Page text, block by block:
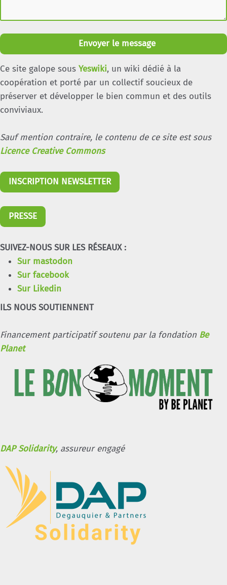
Envoyer le message
Ce site galope sous Yeswiki, un wiki dédié à la
coopération et porté par un collectif soucieux de
préserver et développer le bien commun et des outils
conviviaux.
Sauf mention contraire, le contenu de ce site est sous
Licence Creative Commons
INSCRIPTION NEWSLETTER
PRESSE
SUIVEZ-NOUS SUR LES RÉSEAUX :
Sur mastodon
Sur facebook
Sur Likedin
ILS NOUS SOUTIENNENT
Financement participatif soutenu par la fondation Be
Planet
DAP Solidarity, assureur engagé